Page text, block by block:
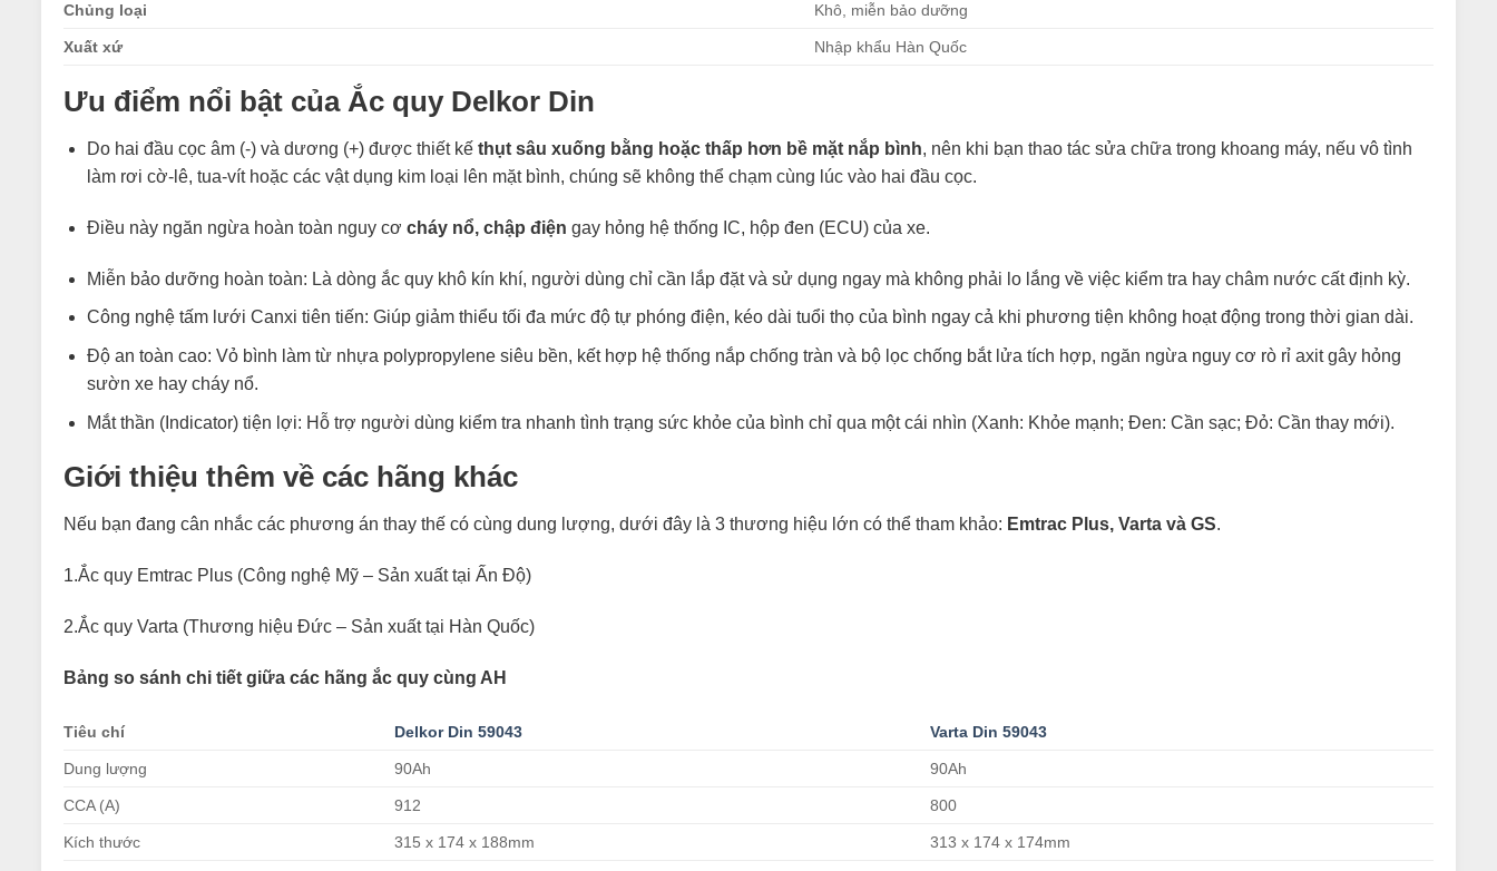
Chủng loại Khô, miễn bảo dưỡng
Xuất xứ Nhập khẩu Hàn Quốc
Ưu điểm nổi bật của Ắc quy Delkor Din
Do hai đầu cọc âm (-) và dương (+) được thiết kế thụt sâu xuống bằng hoặc thấp hơn bề mặt nắp bình, nên khi bạn thao tác sửa chữa trong khoang máy, nếu vô tình
làm rơi cờ-lê, tua-vít hoặc các vật dụng kim loại lên mặt bình, chúng sẽ không thể chạm cùng lúc vào hai đầu cọc.
Điều này ngăn ngừa hoàn toàn nguy cơ cháy nổ, chập điện gay hỏng hệ thống IC, hộp đen (ECU) của xe.
Miễn bảo dưỡng hoàn toàn: Là dòng ắc quy khô kín khí, người dùng chỉ cần lắp đặt và sử dụng ngay mà không phải lo lắng về việc kiểm tra hay châm nước cất định kỳ.
Công nghệ tấm lưới Canxi tiên tiến: Giúp giảm thiểu tối đa mức độ tự phóng điện, kéo dài tuổi thọ của bình ngay cả khi phương tiện không hoạt động trong thời gian dài.
Độ an toàn cao: Vỏ bình làm từ nhựa polypropylene siêu bền, kết hợp hệ thống nắp chống tràn và bộ lọc chống bắt lửa tích hợp, ngăn ngừa nguy cơ rò rỉ axit gây hỏng
sườn xe hay cháy nổ.
Mắt thần (Indicator) tiện lợi: Hỗ trợ người dùng kiểm tra nhanh tình trạng sức khỏe của bình chỉ qua một cái nhìn (Xanh: Khỏe mạnh; Đen: Cần sạc; Đỏ: Cần thay mới).
Giới thiệu thêm về các hãng khác
Nếu bạn đang cân nhắc các phương án thay thế có cùng dung lượng, dưới đây là 3 thương hiệu lớn có thể tham khảo: Emtrac Plus, Varta và GS.
1.Ắc quy Emtrac Plus (Công nghệ Mỹ – Sản xuất tại Ấn Độ)
2.Ắc quy Varta (Thương hiệu Đức – Sản xuất tại Hàn Quốc)
Bảng so sánh chi tiết giữa các hãng ắc quy cùng AH
Tiêu chí Delkor Din 59043 Varta Din 59043
Dung lượng 90Ah 90Ah
CCA (A) 912 800
Kích thước 315 x 174 x 188mm 313 x 174 x 174mm